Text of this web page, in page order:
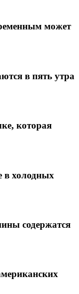
может
в пять утра
которая
в холодных
содержатся